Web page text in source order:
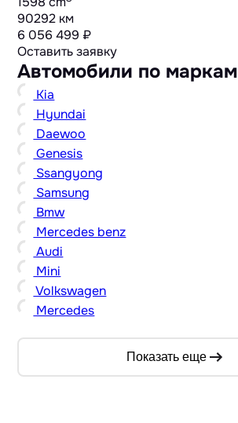
90292 км
6 056 499 ₽
Оставить заявку
Автомобили по маркам
Kia
Hyundai
Daewoo
Genesis
Ssangyong
Samsung
Bmw
Mercedes benz
Audi
Mini
Volkswagen
Mercedes
Показать еще